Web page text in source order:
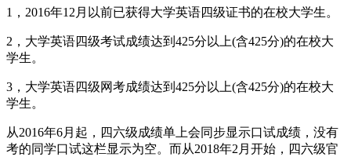
1，2016年12月以前已获得大学英语四级证书的在校大学生。
2，大学英语四级考试成绩达到425分以上(含425分)的在校大
学生。
3，大学英语四级网考成绩达到425分以上(含425分)的在校大
学生。
从2016年6月起，四六级成绩单上会同步显示口试成绩，没有
考的同学口试这栏显示为空。而从2018年2月开始，四六级官